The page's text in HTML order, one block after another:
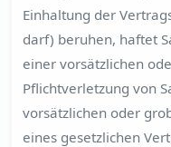
Einhaltung der
darf) beruhen, haftet
einer vorsätzlichen
Pflichtverletzung von
vorsätzlichen oder
eines gesetzlichen